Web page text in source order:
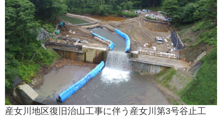
産女川地区復旧治山工事に伴う産女川第3号谷止工